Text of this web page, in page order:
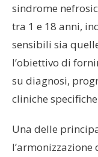
sindrome
tra 1 e 18 anni,
sensibili sia
l’obiettivo di
su diagnosi,
cliniche
Una delle